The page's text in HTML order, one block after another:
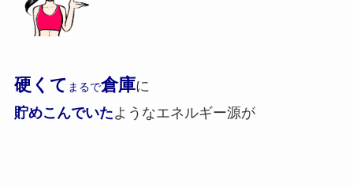
硬くて まるで倉庫に
貯めこんでいたようなエネルギー源が